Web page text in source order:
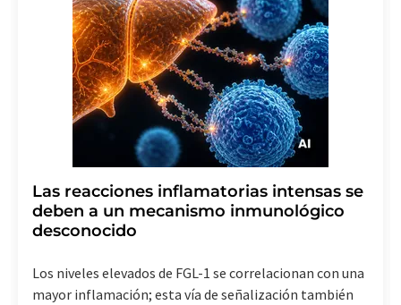
Las reacciones inflamatorias intensas se
deben a un mecanismo inmunológico
desconocido
Los niveles elevados de FGL-1 se correlacionan con una
mayor inflamación; esta vía de señalización también